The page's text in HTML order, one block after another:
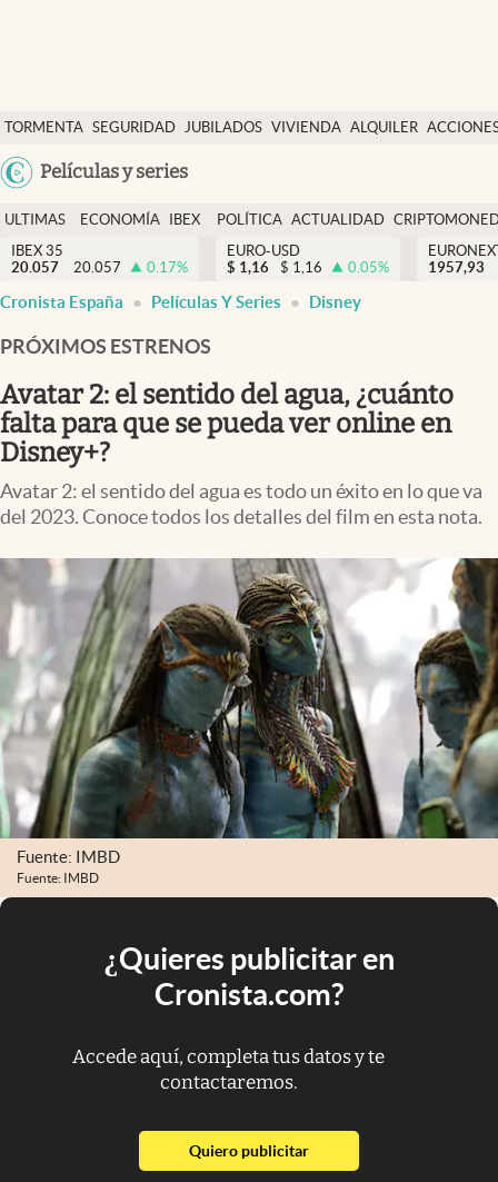
TORMENTA SEGURIDAD JUBILADOS VIVIENDA ALQUILER
USA
Películas y series
Economía y finanzas
Política
Actualidad
Criptomonedas
España
ULTIMAS
NOTICIAS
ECONOMÍA
FINANZAS
IBEX
EURO
POLÍTICA ACTUALIDAD
IBEX 35
20.057
20.057 0.17%
EURO-USD
$ 1,16 $ 1,16 0.05%
1957,93
Cronista España Películas Y Series Disney
PRÓXIMOS ESTRENOS
Avatar 2: el sentido del agua, ¿cuánto
falta para que se pueda ver online en
Disney+?
Avatar 2: el sentido del agua es todo un éxito en lo que va
del 2023. Conoce todos los detalles del film en esta nota.
Fuente: IMBD
Fuente: IMBD
¿Quieres publicitar en
Cronista.com?
Accede aquí, completa tus datos y te
contactaremos.
Quiero publicitarabre en nueva pestaña